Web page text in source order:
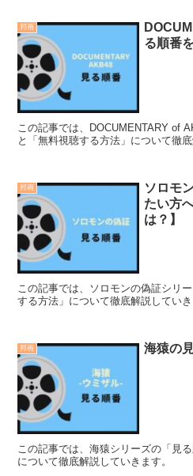
邦画
る順番
この記事では、DOCUMENTARY of
と「無料視聴する方法」について徹底
邦画
ソロモ
たい方
は？】
この記事では、ソロモンの偽証シリ
する方法」について徹底解説していき
邦画 海猿の
この記事では、海猿シリーズの「見
について徹底解説していきます。